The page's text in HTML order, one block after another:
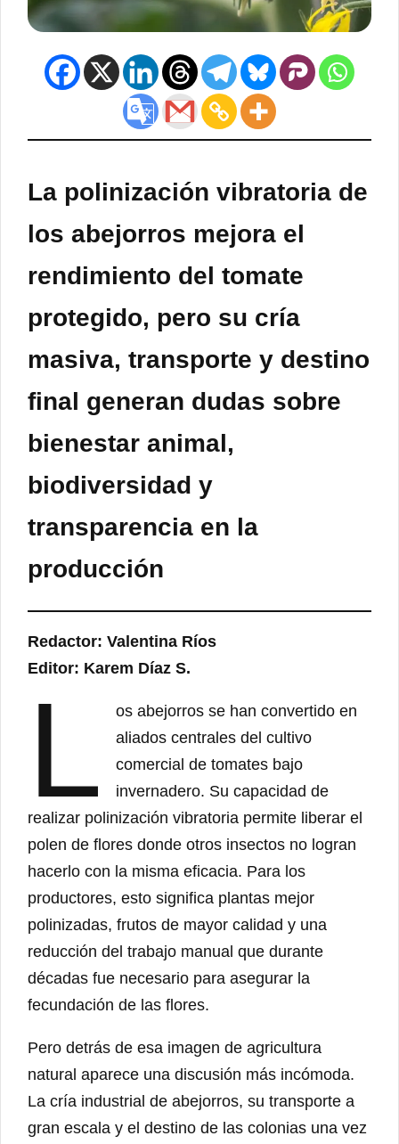
La polinización vibratoria de
los abejorros mejora el
rendimiento del tomate
protegido, pero su cría
masiva, transporte y destino
final generan dudas sobre
bienestar animal,
biodiversidad y
transparencia en la
producción
Redactor: Valentina Ríos
Editor: Karem Díaz S.
L
os abejorros se han convertido en
aliados centrales del cultivo
comercial de tomates bajo
invernadero. Su capacidad de
realizar polinización vibratoria permite liberar el
polen de flores donde otros insectos no logran
hacerlo con la misma eficacia. Para los
productores, esto significa plantas mejor
polinizadas, frutos de mayor calidad y una
reducción del trabajo manual que durante
décadas fue necesario para asegurar la
fecundación de las flores.
Pero detrás de esa imagen de agricultura
natural aparece una discusión más incómoda.
La cría industrial de abejorros, su transporte a
gran escala y el destino de las colonias una vez